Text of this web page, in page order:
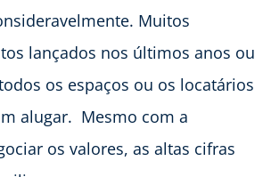
Muitos
lançados nos últimos anos ou
os espaços ou os locatários
alugar. Mesmo com a
os valores, as altas cifras